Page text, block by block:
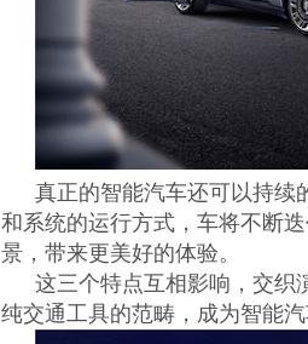
真正的智能汽车还可以持续
和系统的运行方式，车将不断
景，带来更美好的体验。
这三个特点互相影响，交织
纯交通工具的范畴，成为智能汽